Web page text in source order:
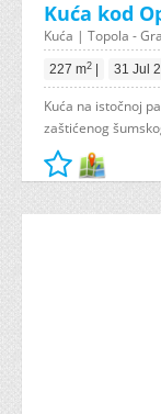
Kuća kod
Kuća | Topola -
227 m2 31 Jul
Kuća na istočnoj
zaštićenog